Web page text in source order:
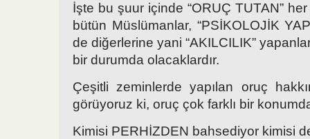
İşte bu şuur içinde “ORUÇ TUTAN”
bütün Müslümanlar, “PSİKOLOJİK
de diğerlerine yani “AKILCILIK”
bir durumda olacaklardır.
Çeşitli zeminlerde yapılan oruç
görüyoruz ki, oruç çok farklı bir
Kimisi PERHİZDEN bahsediyor kimisi